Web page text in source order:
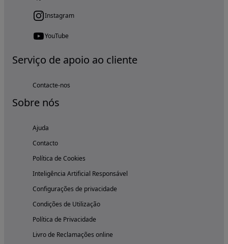
Instagram
YouTube
Serviço de apoio ao cliente
Contacte-nos
Sobre nós
Ajuda
Contacto
Política de Cookies
Inteligência Artificial Responsável
Configurações de privacidade
Condições de Utilização
Política de Privacidade
Livro de Reclamações online